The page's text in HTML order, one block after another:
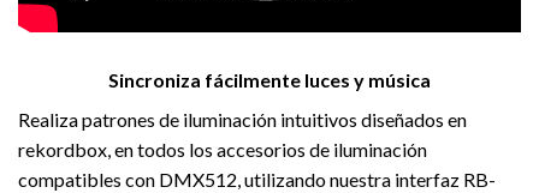
Sincroniza fácilmente luces y música
Realiza patrones de iluminación intuitivos diseñados en
rekordbox, en todos los accesorios de iluminación
compatibles con DMX512, utilizando nuestra interfaz RB-